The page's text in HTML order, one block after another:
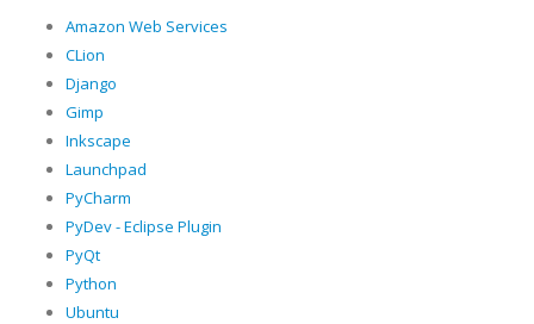
Amazon Web Services
CLion
Django
Gimp
Inkscape
Launchpad
PyCharm
PyDev - Eclipse Plugin
PyQt
Python
Ubuntu